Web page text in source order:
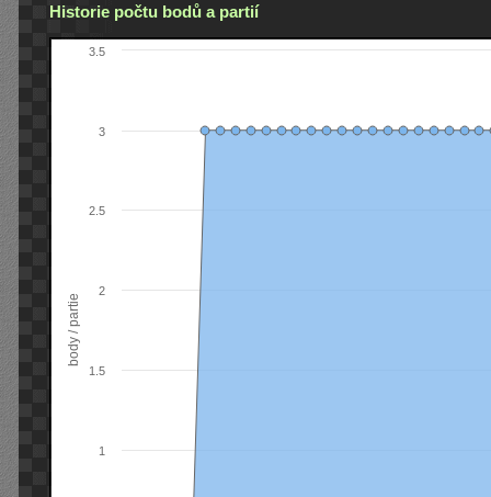
Historie počtu bodů a partií
body / partie
1
1.5
2
2.5
3
3.5